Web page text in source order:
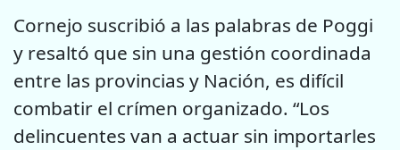
Cornejo suscribió a las palabras de Poggi
y resaltó que sin una gestión coordinada
entre las provincias y Nación, es difícil
combatir el crímen organizado. “Los
delincuentes van a actuar sin importarles